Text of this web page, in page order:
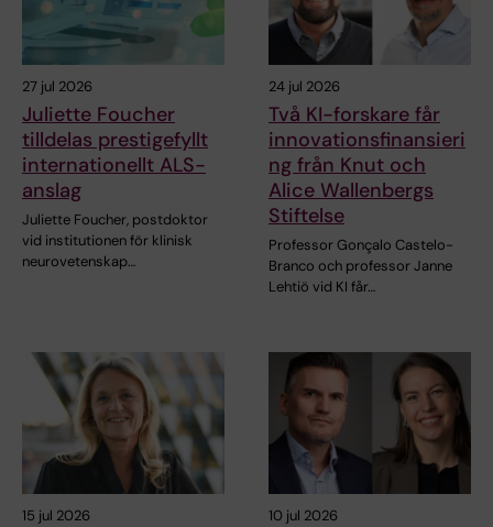
27 jul 2026
Juliette Foucher
tilldelas prestigefyllt
internationellt ALS-
anslag
Juliette Foucher, postdoktor
vid institutionen för klinisk
neurovetenskap…
24 jul 2026
Två KI-forskare får
innovationsfinansieri
ng från Knut och
Alice Wallenbergs
Stiftelse
Professor Gonçalo Castelo-
Branco och professor Janne
Lehtiö vid KI får…
15 jul 2026 10 jul 2026